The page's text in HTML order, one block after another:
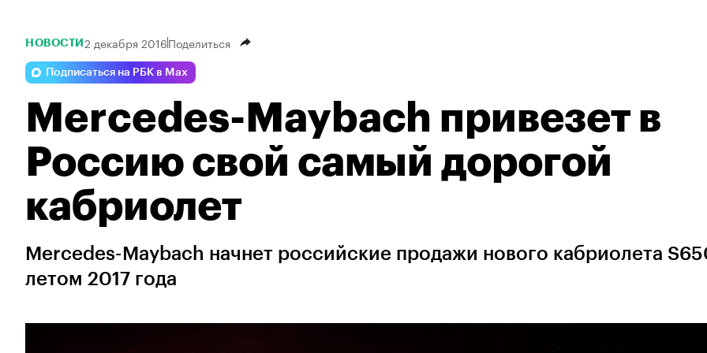
НОВОСТИ 2 декабря 2016Поделиться
Подписаться на РБК в Max
Mercedes-Maybach привезет в
Россию свой самый дорогой
кабриолет
Mercedes-Maybach начнет российские продажи нового кабриолета
летом 2017 года